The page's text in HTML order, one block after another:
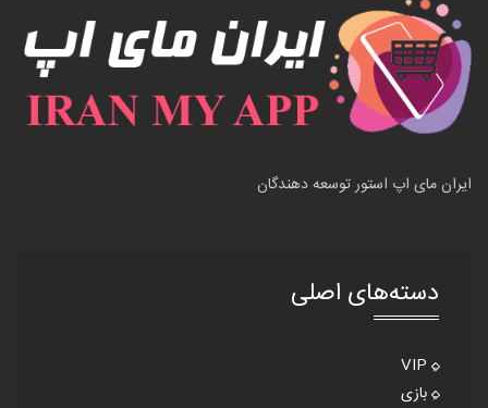
ایران مای اپ استور توسعه دهندگان
دسته‌های اصلی
VIP
بازی